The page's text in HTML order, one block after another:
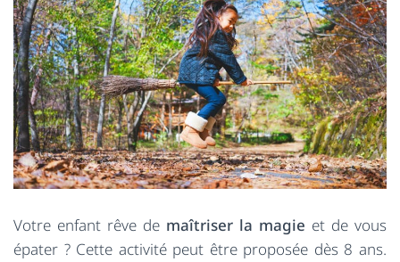
Votre enfant rêve de maîtriser la magie et de vous
épater ? Cette activité peut être proposée dès 8 ans.